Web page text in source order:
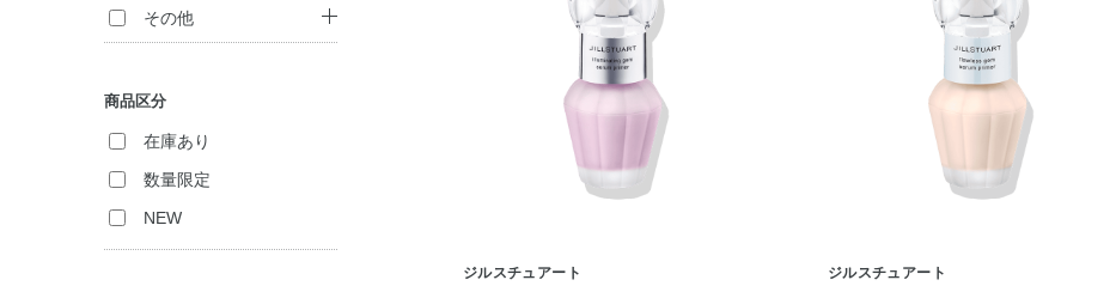
パック・マスク
フェイスカラー
アイブロウ
ネイルカラー
（アウトバス）
ヘアスタイリング
セット商品
ハンドケア
料
セット商品
日やけ止め
その他
商品区分
在庫あり
数量限定
NEW
ジルスチュアート ジルスチュアート